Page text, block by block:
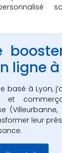
ligne à
basé à Lyon,
et
(Villeurbanne,
leur